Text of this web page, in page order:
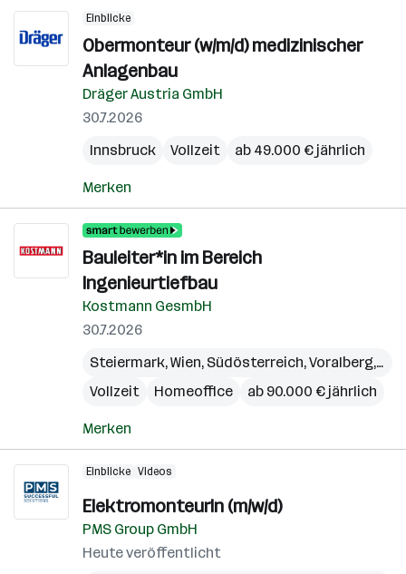
Einblicke
Obermonteur (w/m/d) medizinischer
Anlagenbau
Dräger Austria GmbH
30.7.2026
Innsbruck
Vollzeit ab 49.000 € jährlich
Merken
Bauleiter*in im Bereich
Ingenieurtiefbau
Kostmann GesmbH
30.7.2026
Steiermark,Wien, Südösterreich,Voralberg,
Vollzeit
Homeoffice ab 90.000 € jährlich
Merken
Einblicke Videos
ElektromonteurIn (m/w/d)
PMS Group GmbH
Heute veröffentlicht